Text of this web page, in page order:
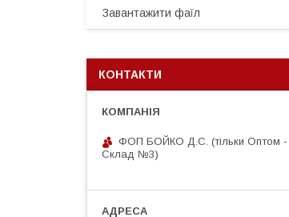
Завантажити фаїл
КОНТАКТИ
ФОП БОЙКО Д.С. (тільки Оптом -
Склад №3)